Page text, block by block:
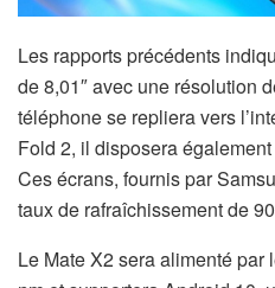
Les rapports précédents
de 8,01″ avec une résolution
téléphone se repliera vers
Fold 2, il disposera
Ces écrans, fournis par
taux de rafraîchissement de
Le Mate X2 sera alimenté